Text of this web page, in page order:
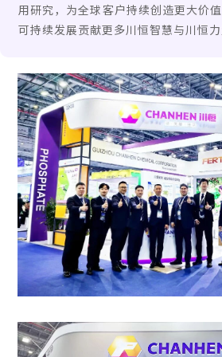
用研究，为全球客户持续创造更大价
可持续发展贡献更多川恒智慧与川恒力